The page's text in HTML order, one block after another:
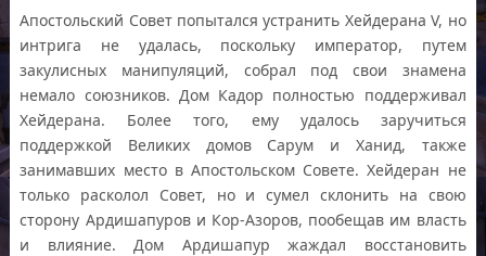
Апостольский Совет попытался устранить Хейдерана V, но
интрига не удалась, поскольку император, путем
закулисных манипуляций, собрал под свои знамена
немало союзников. Дом Кадор полностью поддерживал
Хейдерана. Более того, ему удалось заручиться
поддержкой Великих домов Сарум и Ханид, также
занимавших место в Апостольском Совете. Хейдеран не
только расколол Совет, но и сумел склонить на свою
сторону Ардишапуров и Кор-Азоров, пообещав им власть
и влияние. Дом Ардишапур жаждал восстановить